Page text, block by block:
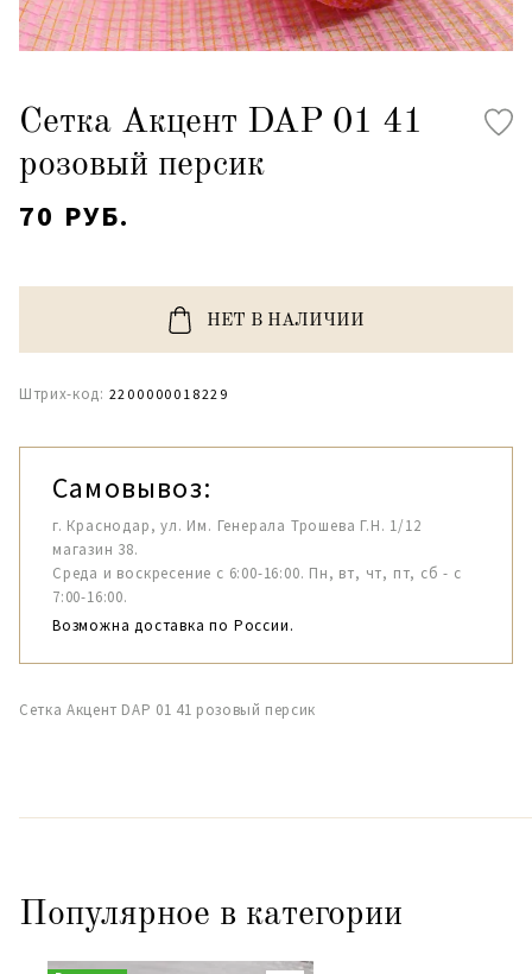
Сетка Акцент DAP 01 41
розовый персик
70 РУБ.
НЕТ В НАЛИЧИИ
Штрих-код: 2200000018229
Самовывоз:
г. Краснодар, ул. Им. Генерала Трошева Г.Н. 1/12
магазин 38.
Среда и воскресение с 6:00-16:00. Пн, вт, чт, пт, сб - с
7:00-16:00.
Возможна доставка по России.
Сетка Акцент DAP 01 41 розовый персик
Популярное в категории